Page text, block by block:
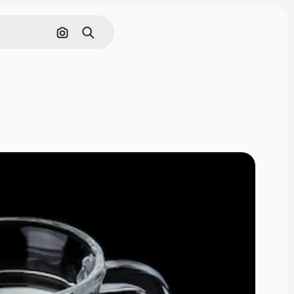
Nach Bild suchen
Suchen